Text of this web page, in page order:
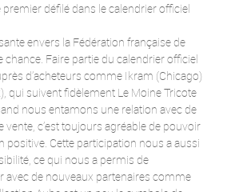
défilé dans le calendrier officiel
envers la Fédération française de
Faire partie du calendrier officiel
d’acheteurs comme Ikram (Chicago)
qui suivent fidèlement Le Moine Tricote
nous entamons une relation avec de
c’est toujours agréable de pouvoir
positive. Cette participation nous a aussi
ce qui nous a permis de
avec de nouveaux partenaires comme